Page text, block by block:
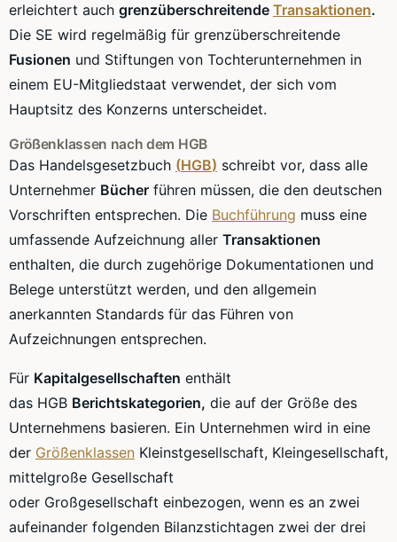
erleichtert auch grenzüberschreitende Transaktionen.
Die SE wird regelmäßig für grenzüberschreitende
Fusionen und Stiftungen von Tochterunternehmen in
einem EU-Mitgliedstaat verwendet, der sich vom
Hauptsitz des Konzerns unterscheidet.
Größenklassen nach dem HGB
Das Handelsgesetzbuch (HGB) schreibt vor, dass alle
Unternehmer Bücher führen müssen, die den deutschen
Vorschriften entsprechen. Die Buchführung muss eine
umfassende Aufzeichnung aller Transaktionen
enthalten, die durch zugehörige Dokumentationen und
Belege unterstützt werden, und den allgemein
anerkannten Standards für das Führen von
Aufzeichnungen entsprechen.
Für Kapitalgesellschaften enthält
das HGB Berichtskategorien, die auf der Größe des
Unternehmens basieren. Ein Unternehmen wird in eine
der Größenklassen Kleinstgesellschaft, Kleingesellschaft,
mittelgroße Gesellschaft
oder Großgesellschaft einbezogen, wenn es an zwei
aufeinander folgenden Bilanzstichtagen zwei der drei